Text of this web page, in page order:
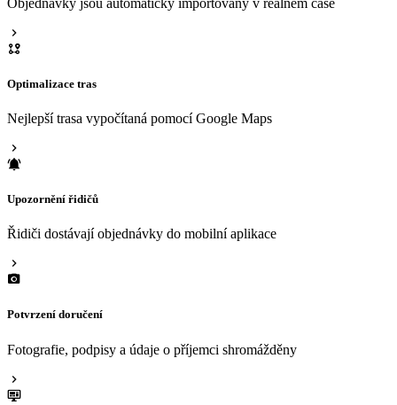
Optimalizace tras
Nejlepší trasa vypočítaná pomocí Google Maps
Upozornění řidičů
Řidiči dostávají objednávky do mobilní aplikace
Potvrzení doručení
Fotografie, podpisy a údaje o příjemci shromážděny